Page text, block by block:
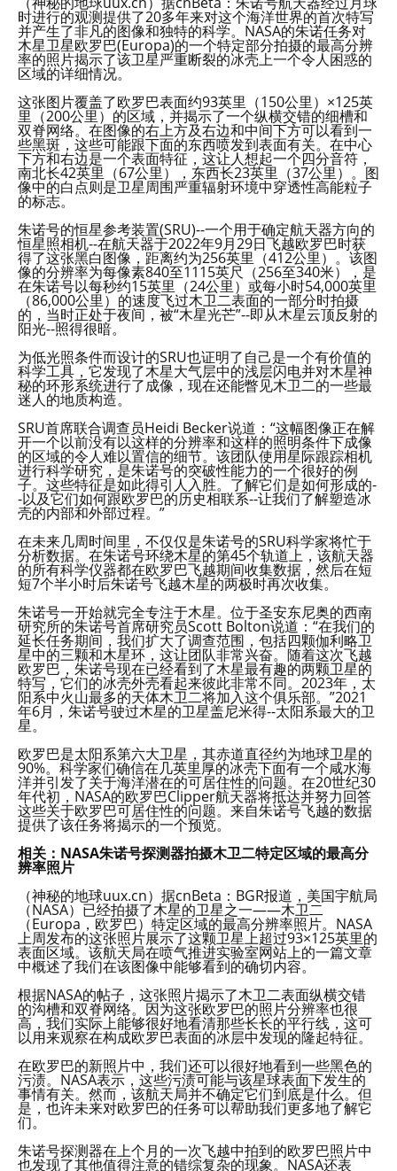
时进行的观测提供了20多年来对这个海洋世界的首次特写
并产生了非凡的图像和独特的科学。NASA的朱诺任务对
木星卫星欧罗巴(Europa)的一个特定部分拍摄的最高分辨
率的照片揭示了该卫星严重断裂的冰壳上一个令人困惑的
区域的详细情况。
这张图片覆盖了欧罗巴表面约93英里（150公里）×125英
里（200公里）的区域，并揭示了一个纵横交错的细槽和
双脊网络。在图像的右上方及右边和中间下方可以看到一
些黑斑，这些可能跟下面的东西喷发到表面有关。在中心
下方和右边是一个表面特征，这让人想起一个四分音符，
南北长42英里（67公里），东西长23英里（37公里）。图
像中的白点则是卫星周围严重辐射环境中穿透性高能粒子
的标志。
朱诺号的恒星参考装置(SRU)--一个用于确定航天器方向的
恒星照相机--在航天器于2022年9月29日飞越欧罗巴时获
得了这张黑白图像，距离约为256英里（412公里）。该图
像的分辨率为每像素840至1115英尺（256至340米），是
在朱诺号以每秒约15英里（24公里）或每小时54,000英里
（86,000公里）的速度飞过木卫二表面的一部分时拍摄
的，当时正处于夜间，被“木星光芒”--即从木星云顶反射的
阳光--照得很暗。
为低光照条件而设计的SRU也证明了自己是一个有价值的
科学工具，它发现了木星大气层中的浅层闪电并对木星神
秘的环形系统进行了成像，现在还能瞥见木卫二的一些最
迷人的地质构造。
SRU首席联合调查员Heidi Becker说道：“这幅图像正在解
开一个以前没有以这样的分辨率和这样的照明条件下成像
的区域的令人难以置信的细节。该团队使用星际跟踪相机
进行科学研究，是朱诺号的突破性能力的一个很好的例
子。这些特征是如此得引人入胜。了解它们是如何形成的-
-以及它们如何跟欧罗巴的历史相联系--让我们了解塑造冰
壳的内部和外部过程。”
在未来几周时间里，不仅仅是朱诺号的SRU科学家将忙于
分析数据。在朱诺号环绕木星的第45个轨道上，该航天器
的所有科学仪器都在欧罗巴飞越期间收集数据，然后在短
短7个半小时后朱诺号飞越木星的两极时再次收集。
朱诺号一开始就完全专注于木星。位于圣安东尼奥的西南
研究所的朱诺号首席研究员Scott Bolton说道：“在我们的
延长任务期间，我们扩大了调查范围，包括四颗伽利略卫
星中的三颗和木星环，这让团队非常兴奋。随着这次飞越
欧罗巴，朱诺号现在已经看到了木星最有趣的两颗卫星的
特写，它们的冰壳外壳看起来彼此非常不同。2023年，太
阳系中火山最多的天体木卫二将加入这个俱乐部。”2021
年6月，朱诺号驶过木星的卫星盖尼米得--太阳系最大的卫
星。
欧罗巴是太阳系第六大卫星，其赤道直径约为地球卫星的
90%。科学家们确信在几英里厚的冰壳下面有一个咸水海
洋并引发了关于海洋潜在的可居住性的问题。在20世纪30
年代初，NASA的欧罗巴Clipper航天器将抵达并努力回答
这些关于欧罗巴可居住性的问题。来自朱诺号飞越的数据
提供了该任务将揭示的一个预览。
相关：NASA朱诺号探测器拍摄木卫二特定区域的最高分
辨率照片
（神秘的地球uux.cn）据cnBeta：BGR报道，美国宇航局
（NASA）已经拍摄了木星的卫星之一——木卫二
（Europa，欧罗巴）特定区域的最高分辨率照片。NASA
上周发布的这张照片展示了这颗卫星上超过93×125英里的
表面区域。该航天局在喷气推进实验室网站上的一篇文章
中概述了我们在该图像中能够看到的确切内容。
根据NASA的帖子，这张照片揭示了木卫二表面纵横交错
的沟槽和双脊网络。因为这张欧罗巴的照片分辨率也很
高，我们实际上能够很好地看清那些长长的平行线，这可
以用来观察在构成欧罗巴表面的冰层中发现的隆起特征。
在欧罗巴的新照片中，我们还可以很好地看到一些黑色的
污渍。NASA表示，这些污渍可能与该星球表面下发生的
事情有关。然而，该航天局并不确定它们到底是什么。但
是，也许未来对欧罗巴的任务可以帮助我们更多地了解它
们。
朱诺号探测器在上个月的一次飞越中拍到的欧罗巴照片中
也发现了其他值得注意的错综复杂的现象。NASA还表